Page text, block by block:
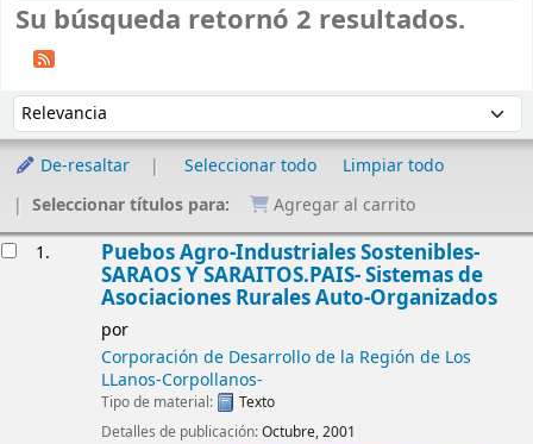
Su búsqueda retornó 2 resultados.
Ordenar por:
De-resaltar Seleccionar todo
Limpiar todo
Seleccionar títulos para:
Agregar al carrito
1. Puebos Agro-Industriales Sostenibles-
SARAOS Y SARAITOS.PAIS- Sistemas de
Asociaciones Rurales Auto-Organizados
por
Corporación de Desarrollo de la Región de Los
LLanos-Corpollanos-
Tipo de material:
Texto
Detalles de publicación:Octubre, 2001